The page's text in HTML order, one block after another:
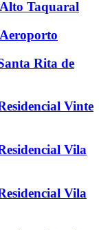
Taquaral
Rita de
Vinte
Vila
Vila